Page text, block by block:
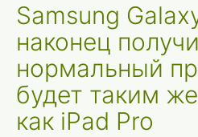
Samsung
наконец
нормальный
будет таким
как iPad Pro